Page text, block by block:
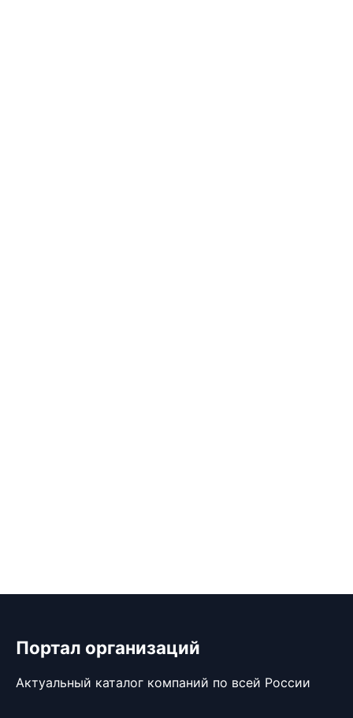
Портал организаций
Актуальный каталог компаний по всей России